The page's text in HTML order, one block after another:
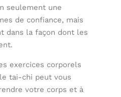
seulement une
de confiance, mais
dans la façon dont les
exercices corporels
tai-chi peut vous
votre corps et à